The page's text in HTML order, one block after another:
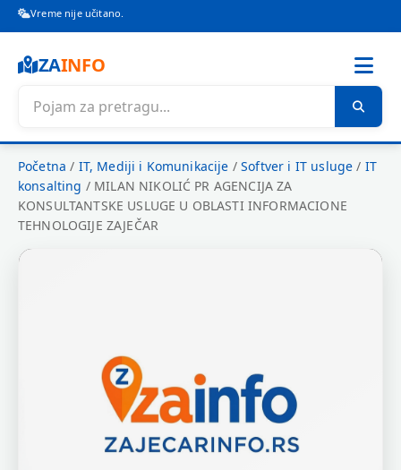
Vreme nije učitano.
ZAINFO
Početna / IT, Mediji i Komunikacije /Softver i IT usluge / IT
konsalting / MILAN NIKOLIĆ PR AGENCIJA ZA
KONSULTANTSKE USLUGE U OBLASTI INFORMACIONE
TEHNOLOGIJE ZAJEČAR